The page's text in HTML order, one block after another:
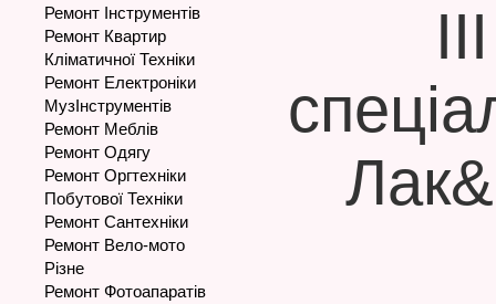
Ремонт Інструментів
Ремонт Квартир
Кліматичної Техніки
Ремонт Електроніки
МузІнструментів
Ремонт Меблів
Ремонт Одягу
Ремонт Оргтехніки
Побутової Техніки
Ремонт Сантехніки
Ремонт Вело-мото
Різне
Ремонт Фотоапаратів